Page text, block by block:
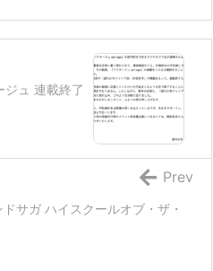
ジュ 連載終了
サガ ハイスクールオブ・ザ・
Prev